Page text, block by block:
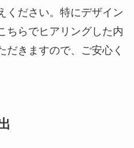
ください。特にデザイン
ちらでヒアリングした内
だきますので、ご安心く